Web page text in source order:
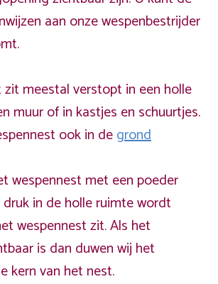
aan onze wespenbestrijder
zit meestal verstopt in een holle
muur of in kastjes en schuurtjes.
ook in degrond
wespennest met een poeder
in de holle ruimte wordt
wespennest zit. Als het
is dan duwen wij het
kern van het nest.